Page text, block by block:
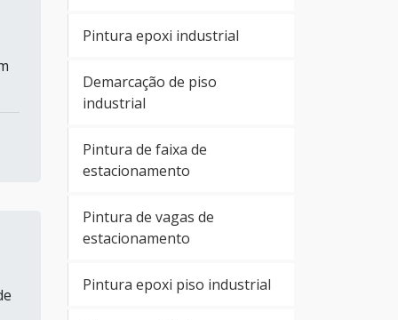
Pintura epoxi industrial
Demarcação de piso
industrial
Pintura de faixa de
estacionamento
Pintura de vagas de
estacionamento
Pintura epoxi piso industrial